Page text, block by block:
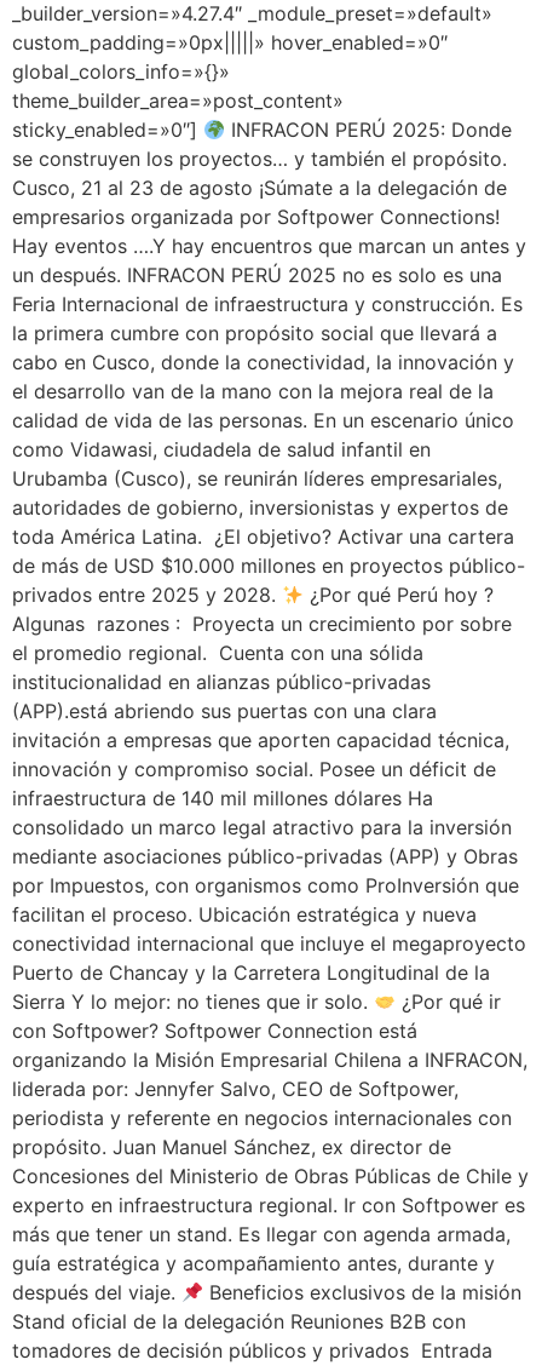
_builder_version=»4.27.4″ _module_preset=»default»
custom_padding=»0px|||||» hover_enabled=»0″
global_colors_info=»{}»
theme_builder_area=»post_content»
sticky_enabled=»0″]
INFRACON PERÚ 2025: Donde
se construyen los proyectos… y también el propósito.
Cusco, 21 al 23 de agosto ¡Súmate a la delegación de
empresarios organizada por Softpower Connections!
Hay eventos ….Y hay encuentros que marcan un antes y
un después. INFRACON PERÚ 2025 no es solo es una
Feria Internacional de infraestructura y construcción. Es
la primera cumbre con propósito social que llevará a
cabo en Cusco, donde la conectividad, la innovación y
el desarrollo van de la mano con la mejora real de la
calidad de vida de las personas. En un escenario único
como Vidawasi, ciudadela de salud infantil en
Urubamba (Cusco), se reunirán líderes empresariales,
autoridades de gobierno, inversionistas y expertos de
toda América Latina. ¿El objetivo? Activar una cartera
de más de USD $10.000 millones en proyectos público-
privados entre 2025 y 2028.
¿Por qué Perú hoy ?
Algunas razones : Proyecta un crecimiento por sobre
el promedio regional. Cuenta con una sólida
institucionalidad en alianzas público-privadas
(APP).está abriendo sus puertas con una clara
invitación a empresas que aporten capacidad técnica,
innovación y compromiso social. Posee un déficit de
infraestructura de 140 mil millones dólares Ha
consolidado un marco legal atractivo para la inversión
mediante asociaciones público-privadas (APP) y Obras
por Impuestos, con organismos como ProInversión que
facilitan el proceso. Ubicación estratégica y nueva
conectividad internacional que incluye el megaproyecto
Puerto de Chancay y la Carretera Longitudinal de la
Sierra Y lo mejor: no tienes que ir solo.
¿Por qué ir
con Softpower? Softpower Connection está
organizando la Misión Empresarial Chilena a INFRACON,
liderada por: Jennyfer Salvo, CEO de Softpower,
periodista y referente en negocios internacionales con
propósito. Juan Manuel Sánchez, ex director de
Concesiones del Ministerio de Obras Públicas de Chile y
experto en infraestructura regional. Ir con Softpower es
más que tener un stand. Es llegar con agenda armada,
guía estratégica y acompañamiento antes, durante y
después del viaje.
Beneficios exclusivos de la misión
Stand oficial de la delegación Reuniones B2B con
tomadores de decisión públicos y privados Entrada